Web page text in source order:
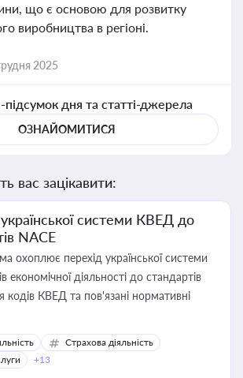
що є основою для розвитку
виробництва в регіоні.
2025
дня та статті-джерела
ОЗНАЙОМИТИСЯ
вас зацікавити:
системи КВЕД до
NACE
охоплює перехід української системи
економічної діяльності до стандартів
кодів КВЕД та пов'язані нормативні
Страхова діяльність
+13